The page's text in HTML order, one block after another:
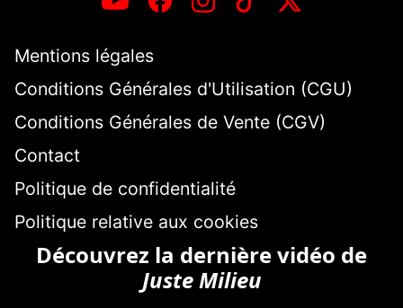
Mentions légales
Conditions Générales d'Utilisation (CGU)
Conditions Générales de Vente (CGV)
Contact
Politique de confidentialité
Politique relative aux cookies
Découvrez la dernière vidéo de
Juste Milieu